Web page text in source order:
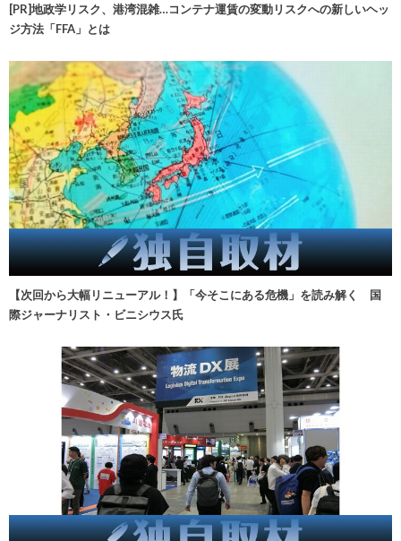
[PR]地政学リスク、港湾混雑…コンテナ運賃の変動リスクへの新しいヘッ
ジ方法「FFA」とは
【次回から大幅リニューアル！】「今そこにある危機」を読み解く 国
際ジャーナリスト・ビニシウス氏